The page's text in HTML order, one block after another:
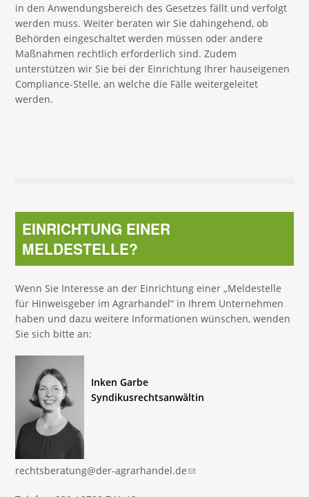
in den Anwendungsbereich des Gesetzes fällt und verfolgt
werden muss. Weiter beraten wir Sie dahingehend, ob
Behörden eingeschaltet werden müssen oder andere
Maßnahmen rechtlich erforderlich sind. Zudem
unterstützen wir Sie bei der Einrichtung Ihrer hauseigenen
Compliance-Stelle, an welche die Fälle weitergeleitet
werden.
EINRICHTUNG EINER
MELDESTELLE?
Wenn Sie Interesse an der Einrichtung einer „Meldestelle
für Hinweisgeber im Agrarhandel“ in Ihrem Unternehmen
haben und dazu weitere Informationen wünschen, wenden
Sie sich bitte an:
Inken Garbe
Syndikusrechtsanwältin
rechtsberatung@der-agrarhandel.de(link sends e-mail)